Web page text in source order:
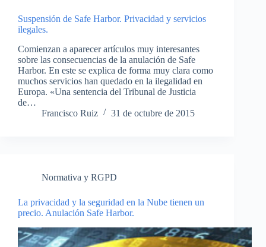
Suspensión de Safe Harbor. Privacidad y servicios
ilegales.
Comienzan a aparecer artículos muy interesantes
sobre las consecuencias de la anulación de Safe
Harbor. En este se explica de forma muy clara como
muchos servicios han quedado en la ilegalidad en
Europa. «Una sentencia del Tribunal de Justicia
de…
Francisco Ruiz
31 de octubre de 2015
Normativa y RGPD
La privacidad y la seguridad en la Nube tienen un
precio. Anulación Safe Harbor.